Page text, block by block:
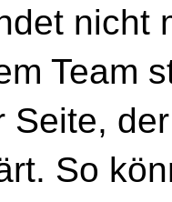
nicht
Team
Seite,
So